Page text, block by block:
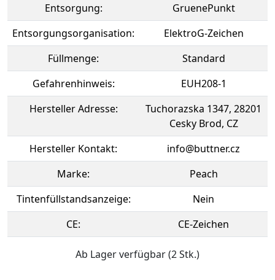
Entsorgung:
GruenePunkt
Entsorgungsorganisation:
ElektroG-Zeichen
Füllmenge:
Standard
Gefahrenhinweis:
EUH208-1
Hersteller Adresse:
Tuchorazska 1347, 28201
Cesky Brod, CZ
Hersteller Kontakt:
info@buttner.cz
Marke:
Peach
Tintenfüllstandsanzeige:
Nein
CE:
CE-Zeichen
Ab Lager verfügbar (2 Stk.)